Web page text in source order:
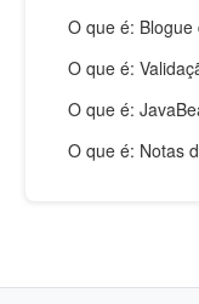
O que é: Blogue
O que é:
O que é:
O que é: Notas